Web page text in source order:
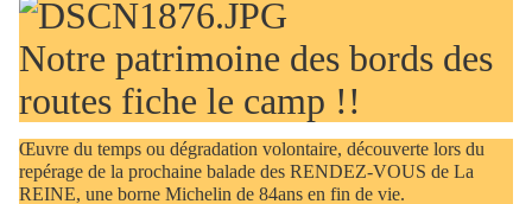
Notre patrimoine des bords des
routes fiche le camp !!
Œuvre du temps ou dégradation volontaire, découverte lors du
repérage de la prochaine balade des RENDEZ-VOUS de La
REINE, une borne Michelin de 84ans en fin de vie.